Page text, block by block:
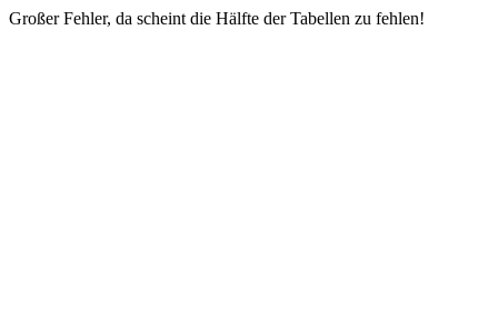
Großer Fehler, da scheint die Hälfte der Tabellen zu fehlen!